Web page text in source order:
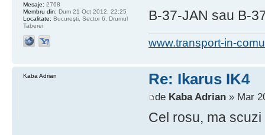
B-37-JAN sau B-
www.transport-in-
Mesaje: 2768
Membru din: Dum 21 Oct 2012, 22:25
Localitate: Bucureşti, Sector 6, Drumul
Taberei
Re: Ikarus IK4
de Kaba Adrian» Mar
Cel rosu, ma scuzi
Kaba Adrian